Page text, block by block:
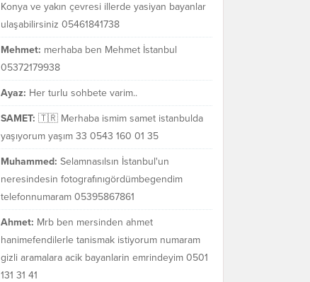
Konya ve yakın çevresi illerde yasiyan bayanlar
ulaşabilirsiniz 05461841738
Mehmet: merhaba ben Mehmet İstanbul
05372179938
Ayaz: Her turlu sohbete varim..
SAMET: 🇹🇷 Merhaba ismim samet istanbulda
yaşıyorum yaşım 33 0543 160 01 35
Muhammed: Selamnasılsın İstanbul'un
neresindesin fotografınıgördümbegendim
telefonnumaram 05395867861
Ahmet: Mrb ben mersinden ahmet
hanimefendilerle tanismak istiyorum numaram
gizli aramalara acik bayanlarin emrindeyim 0501
131 31 41